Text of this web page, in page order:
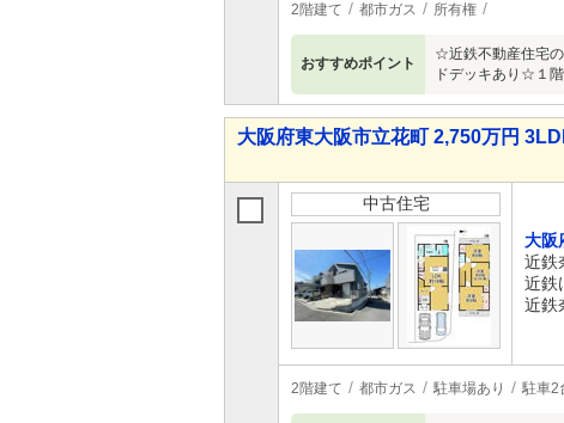
2階建て 都市ガス 所有権
おすすめポイント
☆近鉄不動産住宅
ドデッキあり☆１
大阪府東大阪市立花町 2,750万円
中古住宅
大阪
近鉄
近鉄
近鉄
2階建て 都市ガス 駐車場あり 駐車2